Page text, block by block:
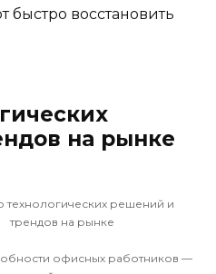
быстро восстановить
на рынке
офисных работников —